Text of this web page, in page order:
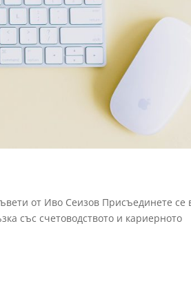
от Иво Сеизов Присъединете се
със счетоводството и кариерното